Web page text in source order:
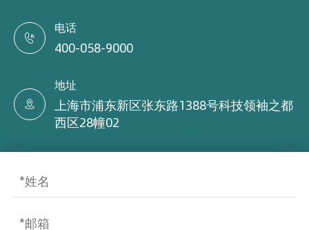

电话
400-058-9000

地址
上海市浦东新区张东路1388号科技领袖之都
西区28幢02